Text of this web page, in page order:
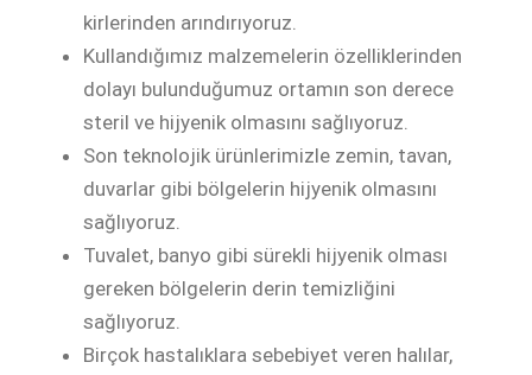
kirlerinden arındırıyoruz.
Kullandığımız malzemelerin özelliklerinden
dolayı bulunduğumuz ortamın son derece
steril ve hijyenik olmasını sağlıyoruz.
Son teknolojik ürünlerimizle zemin, tavan,
duvarlar gibi bölgelerin hijyenik olmasını
sağlıyoruz.
Tuvalet, banyo gibi sürekli hijyenik olması
gereken bölgelerin derin temizliğini
sağlıyoruz.
Birçok hastalıklara sebebiyet veren halılar,